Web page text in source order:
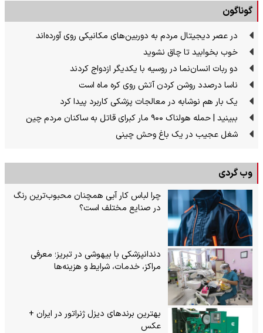
گوناگون
در عصر دیجیتال مردم به دوربین‌های مکانیکی روی آورده‌اند
خوب بخوابید تا چاق نشوید
دو ربات انسان‌نما در روسیه با یکدیگر ازدواج کردند
ناسا درصدد روشن کردن آتش روی کره ماه است
یک بار هم نوشابه در معالجات پزشکی کاربرد پیدا کرد
ببینید | حمله هولناک ۹۰۰ مار کبرای قاتل به ساکنان مردم چین
شغل عجیب در یک باغ وحش چینی
وب گردی
چرا لباس کار آبی همچنان محبوب‌ترین رنگ
در صنایع مختلف است؟
دندانپزشکی با بیهوشی در تبریز؛ معرفی
مراکز، خدمات، شرایط و هزینه‌ها
بهترین برندهای دیزل ژنراتور در ایران +
عکس